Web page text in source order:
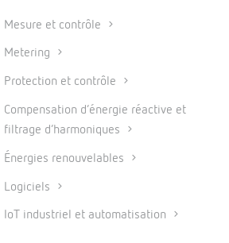
Mesure et contrôle
Metering
Protection et contrôle
Compensation d’énergie réactive et
filtrage d’harmoniques
Énergies renouvelables
Logiciels
IoT industriel et automatisation